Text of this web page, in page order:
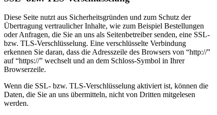
Diese Seite nutzt aus Sicherheitsgründen und zum Schutz der
Übertragung vertraulicher Inhalte, wie zum Beispiel Bestellungen
oder Anfragen, die Sie an uns als Seitenbetreiber senden, eine SSL-
bzw. TLS-Verschlüsselung. Eine verschlüsselte Verbindung
erkennen Sie daran, dass die Adresszeile des Browsers von “http://”
auf “https://” wechselt und an dem Schloss-Symbol in Ihrer
Browserzeile.
Wenn die SSL- bzw. TLS-Verschlüsselung aktiviert ist, können die
Daten, die Sie an uns übermitteln, nicht von Dritten mitgelesen
werden.